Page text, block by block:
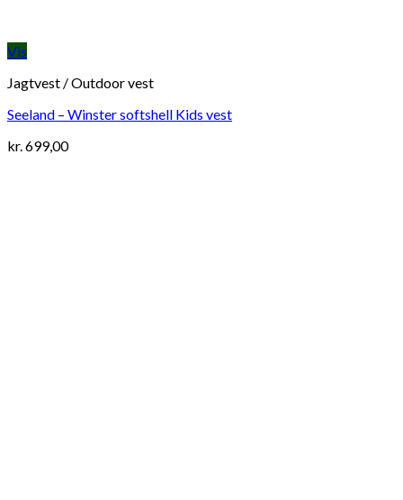
Vis
Jagtvest / Outdoor vest
Seeland – Winster softshell Kids vest
kr.699,00